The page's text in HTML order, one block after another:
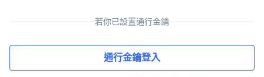
若你已設置通行金鑰
通行金鑰登入